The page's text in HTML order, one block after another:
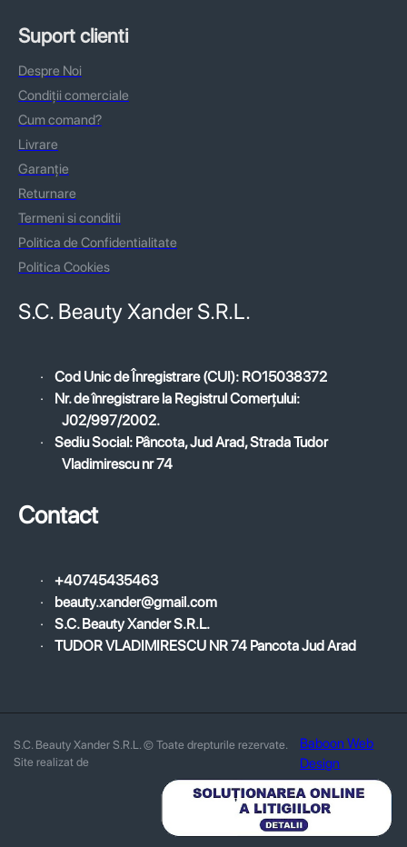
Suport clienti
Despre Noi
Condiții comerciale
Cum comand?
Livrare
Garanție
Returnare
Termeni si conditii
Politica de Confidentialitate
Politica Cookies
S.C. Beauty Xander S.R.L.
·
Cod Unic de Înregistrare (CUI): RO15038372
·
Nr. de înregistrare la Registrul Comerțului:
J02/997/2002.
·
Sediu Social: Pâncota, Jud Arad, Strada Tudor
Vladimirescu nr 74
Contact
·
+40745435463
·
beauty.xander@gmail.com
·
S.C. Beauty Xander S.R.L.
·
TUDOR VLADIMIRESCU NR 74 Pancota Jud Arad
S.C. Beauty Xander S.R.L. © Toate drepturile rezervate.
Site realizat de
Baboon Web
Design